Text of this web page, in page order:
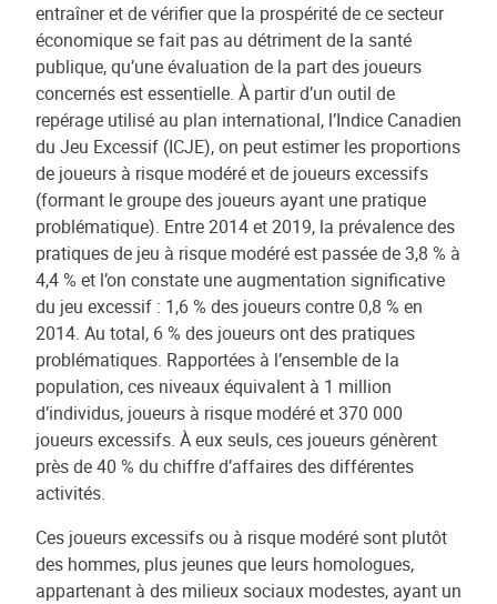
entraîner et de vérifier que la prospérité de ce secteur
économique se fait pas au détriment de la santé
publique, qu’une évaluation de la part des joueurs
concernés est essentielle. À partir d’un outil de
repérage utilisé au plan international, l’Indice Canadien
du Jeu Excessif (ICJE), on peut estimer les proportions
de joueurs à risque modéré et de joueurs excessifs
(formant le groupe des joueurs ayant une pratique
problématique). Entre 2014 et 2019, la prévalence des
pratiques de jeu à risque modéré est passée de 3,8 % à
4,4 % et l’on constate une augmentation significative
du jeu excessif : 1,6 % des joueurs contre 0,8 % en
2014. Au total, 6 % des joueurs ont des pratiques
problématiques. Rapportées à l’ensemble de la
population, ces niveaux équivalent à 1 million
d’individus, joueurs à risque modéré et 370 000
joueurs excessifs. À eux seuls, ces joueurs génèrent
près de 40 % du chiffre d’affaires des différentes
activités.
Ces joueurs excessifs ou à risque modéré sont plutôt
des hommes, plus jeunes que leurs homologues,
appartenant à des milieux sociaux modestes, ayant un